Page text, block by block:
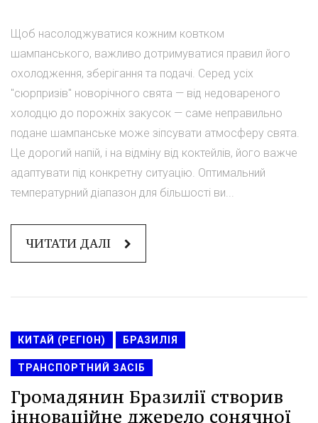
Щоб насолоджуватися кожним ковтком
шампанського, важливо дотримуватися правил його
охолодження, зберігання та подачі. Серед усіх
"сюрпризів" новорічного свята — від недовареного
холодцю до порожніх закусок — саме неправильно
подане шампанське може зіпсувати атмосферу свята.
Це дорогий напій, і на відміну від коктейлів, його важче
адаптувати під конкретну ситуацію. Оптимальний
температурний діапазон для більшості ви...
ЧИТАТИ ДАЛІ
КИТАЙ (РЕГІОН) БРАЗИЛІЯ
ТРАНСПОРТНИЙ ЗАСІБ
Громадянин Бразилії створив
інноваційне джерело сонячної